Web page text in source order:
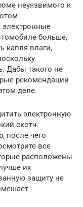
неуязвимого к
электронные
больше,
капля влаги,
Дабы такого не
рекомендации
деле.
электронную
скотч.
после чего
все
расположены
их
защиту не